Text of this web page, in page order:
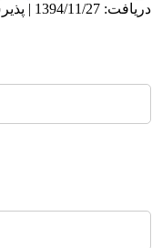
دریافت: 1394/11/27 | پذیرش: 1394/11/27 | انتشار: 1394/11/27